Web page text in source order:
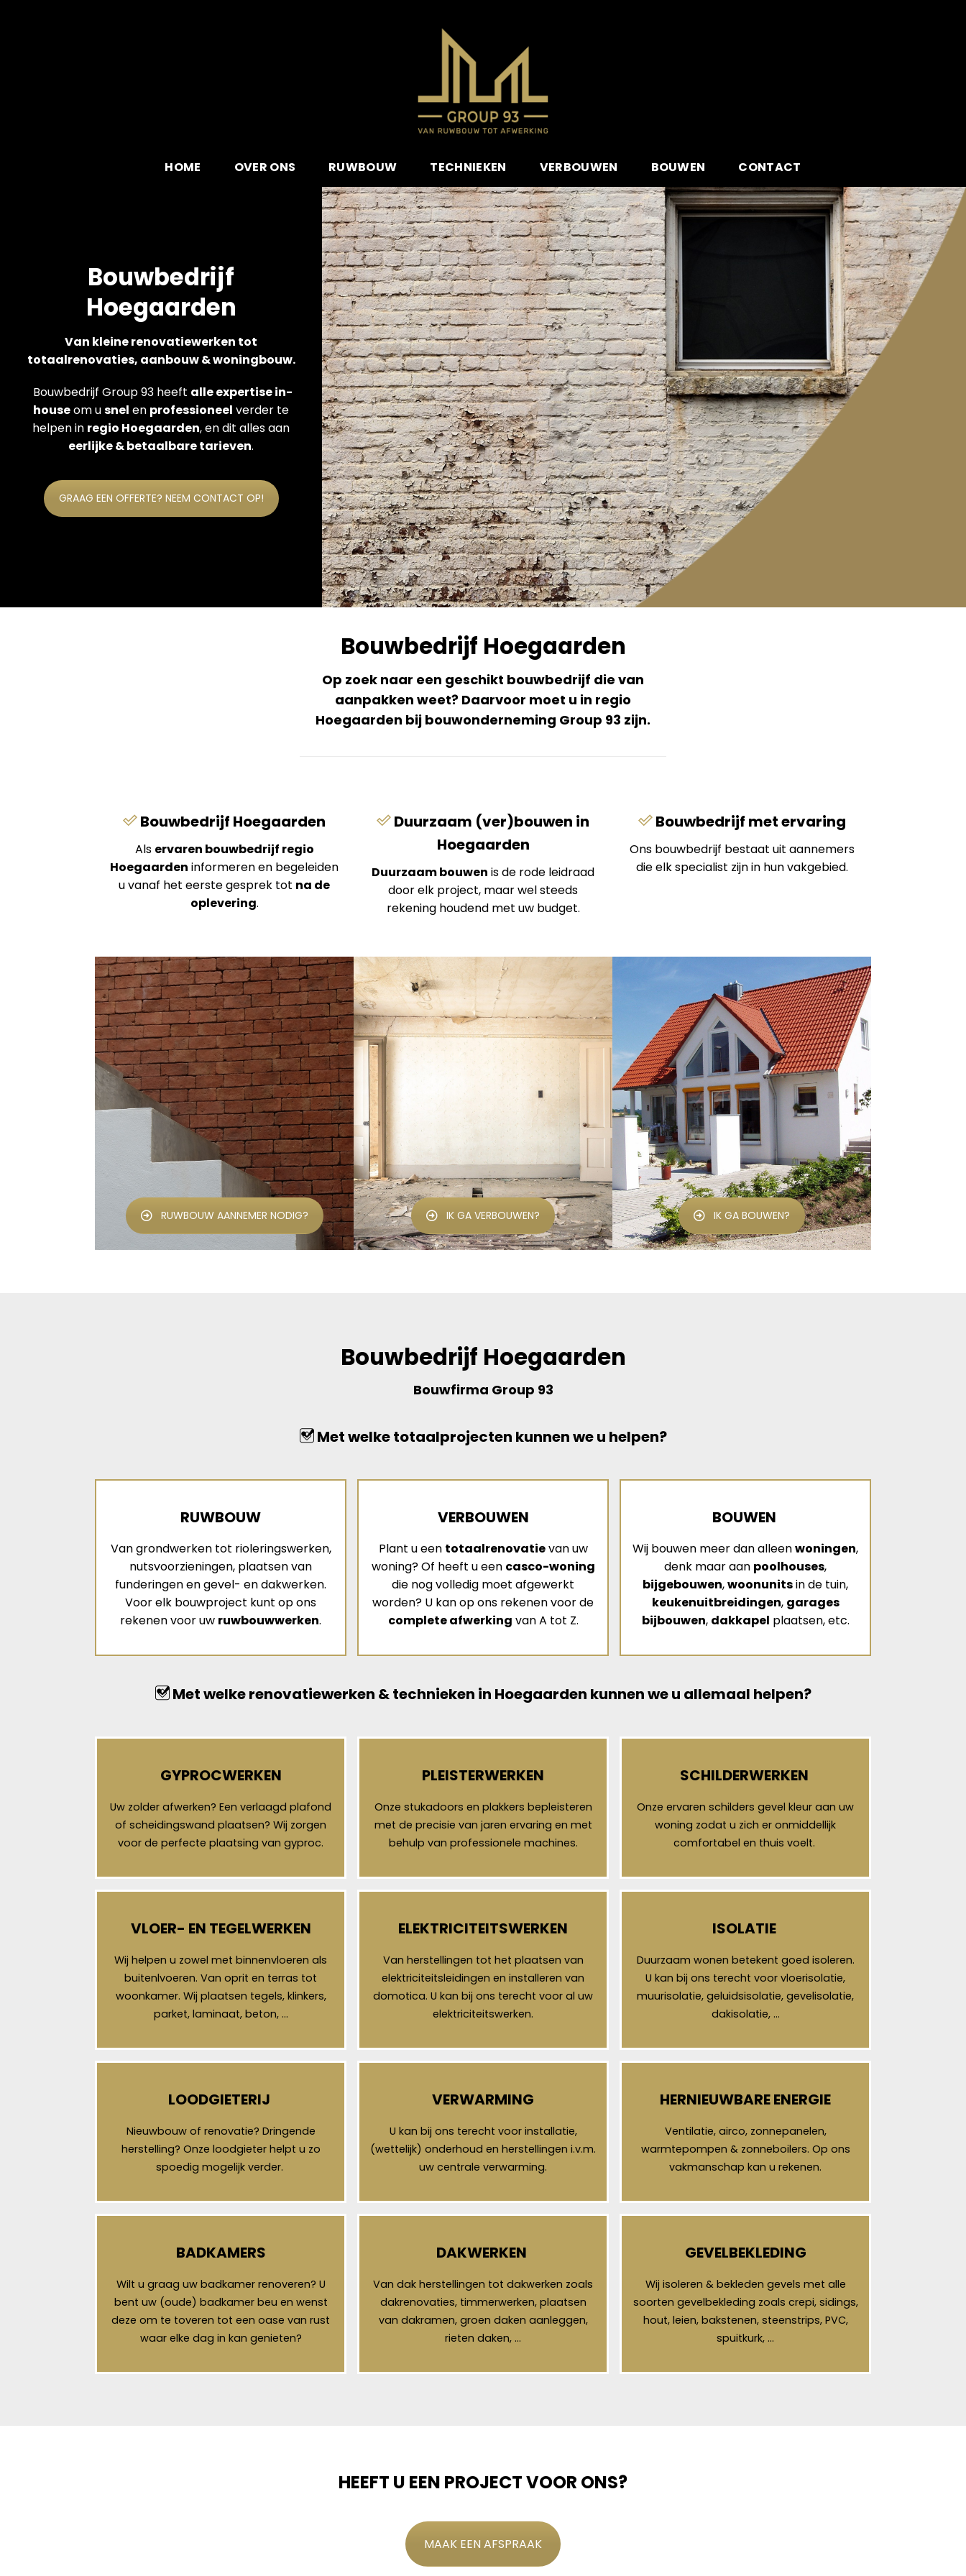
HOME OVER ONS RUWBOUW TECHNIEKEN VERBOUWEN BOUWEN CONTACT
Bouwbedrijf
Hoegaarden
Van kleine renovatiewerken tot
totaalrenovaties, aanbouw & woningbouw.
Bouwbedrijf Group 93 heeft alle expertise in-
houseom usnel en professioneel verder te
helpen in regio Hoegaarden, en dit alles aan
eerlijke & betaalbare tarieven.
GRAAG EEN OFFERTE? NEEM CONTACT OP!
Bouwbedrijf Hoegaarden
Op zoek naar een geschikt bouwbedrijf die van
aanpakken weet? Daarvoor moet u in regio
Hoegaarden bij bouwonderneming Group 93 zijn.
Bouwbedrijf Hoegaarden
Als ervaren bouwbedrijf regio
Hoegaarden informeren en begeleiden
u vanaf het eerste gesprek tot na de
oplevering.
Duurzaam (ver)bouwen in
Hoegaarden
Duurzaam bouwen is de rode leidraad
door elk project, maar wel steeds
rekening houdend met uw budget.
Bouwbedrijf met ervaring
Ons bouwbedrijf bestaat uit aannemers
die elk specialist zijn in hun vakgebied.
RUWBOUW AANNEMER NODIG? IK GA VERBOUWEN? IK GA BOUWEN?
Bouwbedrijf Hoegaarden
Bouwfirma Group 93
Met welke totaalprojecten kunnen we u helpen?
RUWBOUW
Van grondwerken tot rioleringswerken,
nutsvoorzieningen, plaatsen van
funderingen en gevel- en dakwerken.
Voor elk bouwproject kunt op ons
rekenen voor uw ruwbouwwerken.
VERBOUWEN
Plant u een totaalrenovatievan uw
woning? Of heeft u een casco-woning
die nog volledig moet afgewerkt
worden? U kan op ons rekenen voor de
complete afwerking van A tot Z.
BOUWEN
Wij bouwen meer dan alleenwoningen,
denk maar aan poolhouses,
bijgebouwen,woonunitsin de tuin,
keukenuitbreidingen, garages
bijbouwen, dakkapel plaatsen, etc.
Met welke renovatiewerken & technieken in Hoegaarden kunnen we u allemaal helpen?
GYPROCWERKEN
Uw zolder afwerken? Een verlaagd plafond
of scheidingswand plaatsen? Wij zorgen
voor de perfecte plaatsing van gyproc.
PLEISTERWERKEN
Onze stukadoors en plakkers bepleisteren
met de precisie van jaren ervaring en met
behulp van professionele machines.
SCHILDERWERKEN
Onze ervaren schilders gevel kleur aan uw
woning zodat u zich er onmiddellijk
comfortabel en thuis voelt.
VLOER- EN TEGELWERKEN
Wij helpen u zowel met binnenvloeren als
buitenlvoeren. Van oprit en terras tot
woonkamer. Wij plaatsen tegels, klinkers,
parket, laminaat, beton, …
ELEKTRICITEITSWERKEN
Van herstellingen tot het plaatsen van
elektriciteitsleidingen en installeren van
domotica. U kan bij ons terecht voor al uw
elektriciteitswerken.
ISOLATIE
Duurzaam wonen betekent goed isoleren.
U kan bij ons terecht voor vloerisolatie,
muurisolatie, geluidsisolatie, gevelisolatie,
dakisolatie, …
LOODGIETERIJ
Nieuwbouw of renovatie? Dringende
herstelling? Onze loodgieter helpt u zo
spoedig mogelijk verder.
VERWARMING
U kan bij ons terecht voor installatie,
(wettelijk) onderhoud en herstellingen i.v.m.
uw centrale verwarming.
HERNIEUWBARE ENERGIE
Ventilatie, airco, zonnepanelen,
warmtepompen & zonneboilers. Op ons
vakmanschap kan u rekenen.
BADKAMERS
Wilt u graag uw badkamer renoveren? U
bent uw (oude) badkamer beu en wenst
deze om te toveren tot een oase van rust
waar elke dag in kan genieten?
DAKWERKEN
Van dak herstellingen tot dakwerken zoals
dakrenovaties, timmerwerken, plaatsen
van dakramen, groen daken aanleggen,
rieten daken, …
GEVELBEKLEDING
Wij isoleren & bekleden gevels met alle
soorten gevelbekleding zoals crepi, sidings,
hout, leien, bakstenen, steenstrips, PVC,
spuitkurk, …
HEEFT U EEN PROJECT VOOR ONS?
MAAK EEN AFSPRAAK